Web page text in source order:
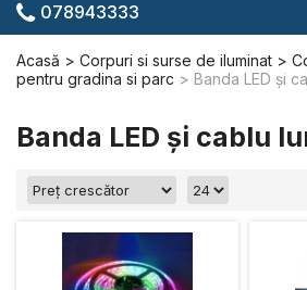
078943333
Acasă Corpuri si surse de iluminat
pentru gradina si parc
Banda LED și
Banda LED și cablu